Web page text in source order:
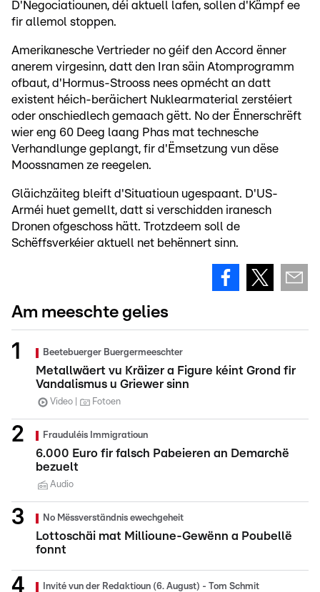
D'Negociatiounen, déi aktuell lafen, sollen d'Kämpf ee
fir allemol stoppen.
Amerikanesche Vertrieder no géif den Accord ënner
anerem virgesinn, datt den Iran säin Atomprogramm
ofbaut, d'Hormus-Strooss nees opmécht an datt
existent héich-beräichert Nuklearmaterial zerstéiert
oder onschiedlech gemaach gëtt. No der Ënnerschrëft
wier eng 60 Deeg laang Phas mat technesche
Verhandlunge geplangt, fir d'Ëmsetzung vun dëse
Moossnamen ze reegelen.
Gläichzäiteg bleift d'Situatioun ugespaant. D'US-
Arméi huet gemellt, datt si verschidden iranesch
Dronen ofgeschoss hätt. Trotzdeem soll de
Schëffsverkéier aktuell net behënnert sinn.
Am meeschte gelies
Beetebuerger Buergermeeschter
Metallwäert vu Kräizer a Figure kéint Grond fir
Vandalismus u Griewer sinn
Video Fotoen
Frauduléis Immigratioun
6.000 Euro fir falsch Pabeieren an Demarchë
bezuelt
Audio
No Mëssverständnis ewechgeheit
Lottoschäi mat Millioune-Gewënn a Poubellë
fonnt
Invité vun der Redaktioun (6. August) - Tom Schmit